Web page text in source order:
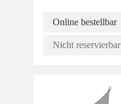
Online bestellbar
Nicht reservierbar